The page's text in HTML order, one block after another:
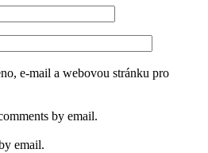
e-mail a webovou stránku pro
by email.
email.